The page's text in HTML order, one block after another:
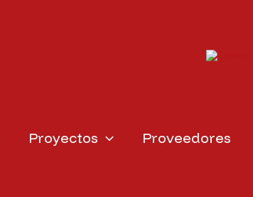
Proyectos Proveedores